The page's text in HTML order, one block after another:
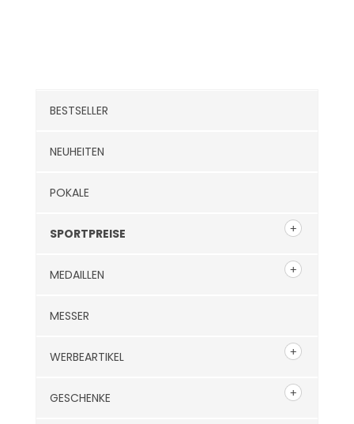
BESTSELLER
NEUHEITEN
POKALE
SPORTPREISE
MEDAILLEN
MESSER
WERBEARTIKEL
GESCHENKE